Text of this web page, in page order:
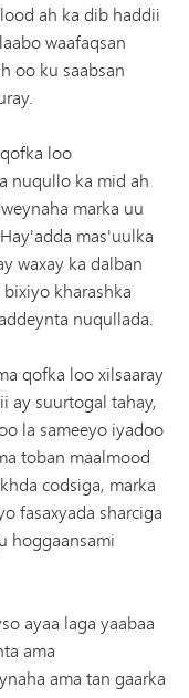
ah ka dib haddii
waafaqsan
oo ku saabsan
loo
nuqullo ka mid ah
marka uu
mas'uulka
waxay ka dalban
kharashka
nuqullada.
qofka loo xilsaaray
ay suurtogal tahay,
la sameeyo iyadoo
toban maalmood
codsiga, marka
fasaxyada sharciga
hoggaansami
ayaa laga yaabaa
ama
ama tan gaarka